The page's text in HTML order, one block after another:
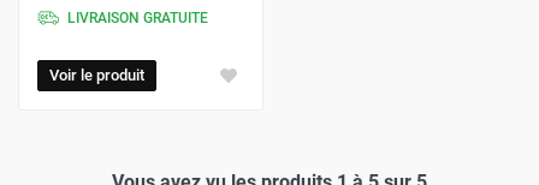
LIVRAISON GRATUITE
Voir le produit